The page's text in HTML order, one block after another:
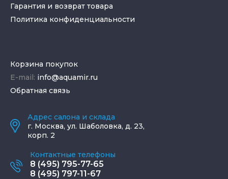
Гарантия и возврат товара
Политика конфиденциальности
Корзина покупок
E-mail: info@aquamir.ru
Обратная связь
Адрес салона и склада
г. Москва, ул. Шаболовка, д. 23,
корп. 2
Контактные телефоны
8 (495) 795-77-65
8 (495) 797-11-67